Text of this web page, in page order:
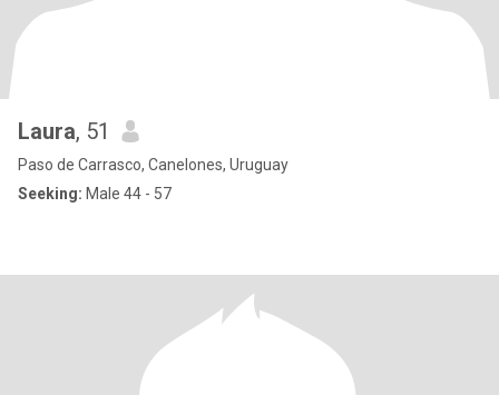
Laura, 51
Paso de Carrasco, Canelones, Uruguay
Seeking: Male 44 - 57